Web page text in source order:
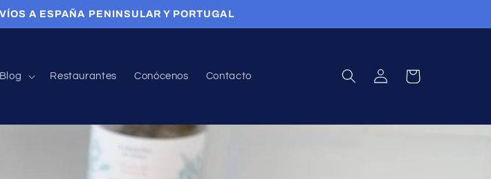
A ESPAÑA PENINSULAR Y PORTUGAL
Blog Restaurantes Conócenos Contacto
Iniciar
sesión
Carrito